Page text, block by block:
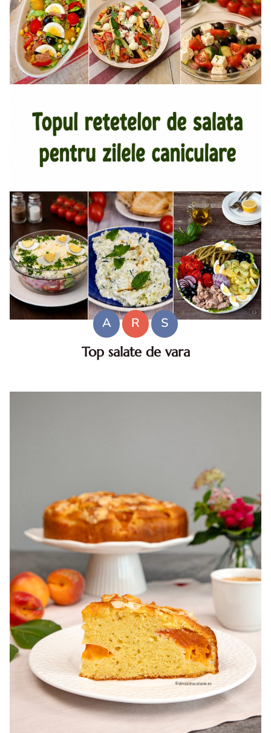
A R
S
Top salate de vara